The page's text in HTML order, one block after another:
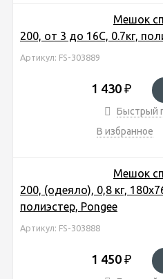
Мешок
200, от 3 до 16С, 0.7кг,
Артикул: FS-303889
1 430 ₽
Быстрый
В избранное
Мешок
200, (одеяло), 0,8 кг,
полиэстер, Pongee
Артикул: FS-303888
1 450 ₽